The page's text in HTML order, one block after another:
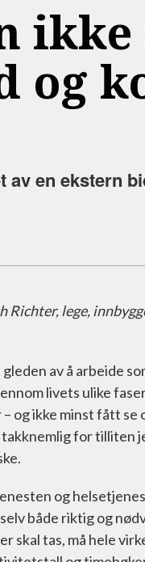
og
av en ekstern
Richter, lege,
av å arbeide
livets ulike
– og ikke minst fått
for tilliten
og
både riktig og
skal tas, må hele